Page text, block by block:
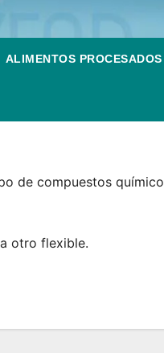
ALIMENTOS
de compuestos
otro flexible.